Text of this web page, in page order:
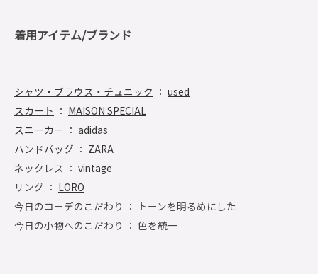
着用アイテム/ブランド
シャツ・ブラウス・チュニック ： used
スカート ： MAISON SPECIAL
スニーカー ： adidas
ハンドバッグ ： ZARA
ネックレス ： vintage
リング ： LORO
今日のコーデのこだわり ： トーンを明るめにした
今日の小物へのこだわり ： 色を統一